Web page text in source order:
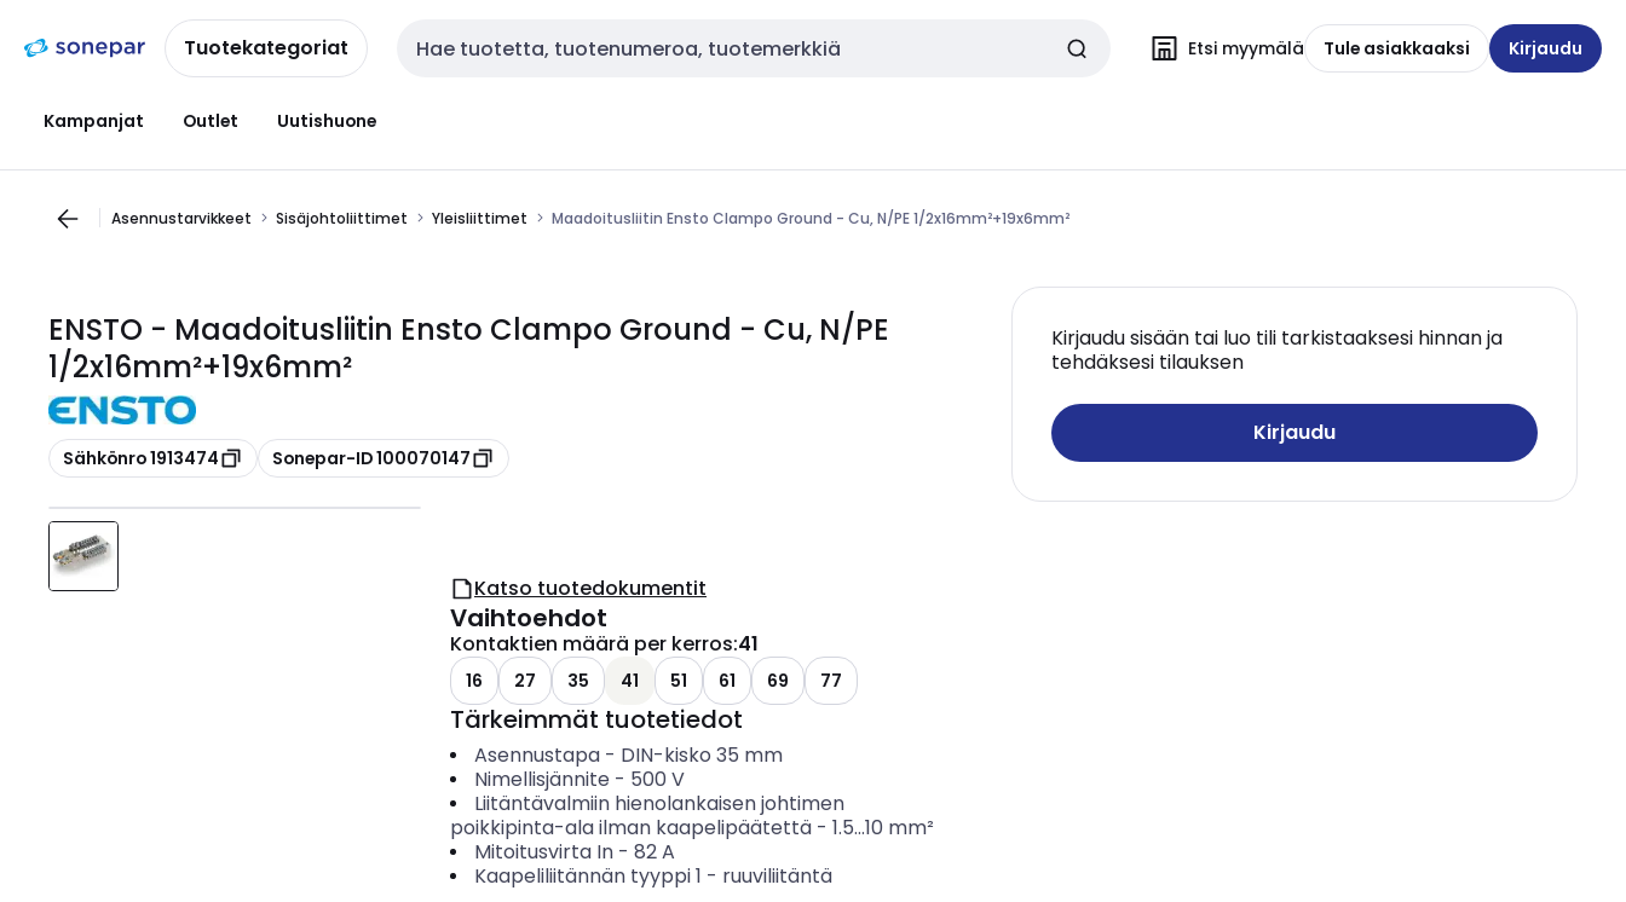
navigointiinsisältöönTuotekategoriat Haku Etsi myymälä Tule asiakkaaksi Kirjaudu
Kampanjat Outlet Uutishuone
Asennustarvikkeet Sisäjohtoliittimet Yleisliittimet Maadoitusliitin Ensto Clampo Ground - Cu, N/PE 1/2x16mm²+19x6mm²
ENSTO - Maadoitusliitin Ensto Clampo Ground - Cu, N/PE
1/2x16mm²+19x6mm²
Kopioi
Sähkönro 1913474 Kopioi
Sonepar-ID 100070147
Kirjaudu sisään tai luo tili tarkistaaksesi hinnan ja
tehdäksesi tilauksen
Kirjaudu
Katso tuotedokumentit
Vaihtoehdot
Kontaktien määrä per kerros:41
16 27 35 41 51 61 69 77
Tärkeimmät tuotetiedot
Asennustapa- DIN-kisko 35 mm
Nimellisjännite - 500 V
Liitäntävalmiin hienolankaisen johtimen
poikkipinta-ala ilman kaapelipäätettä - 1.5...10 mm²
Mitoitusvirta In- 82A
Kaapeliliitännän tyyppi 1 - ruuviliitäntä